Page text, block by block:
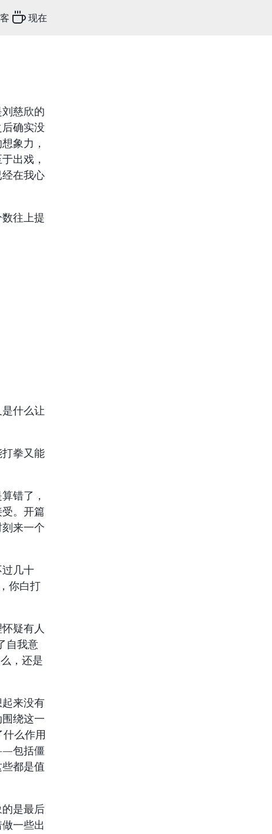
现在
慈欣的
确实没
象力，
出戏，
在我心
往上提
什么让
拳又能
错了，
。开篇
来一个
几十
你白打
疑有人
自我意
，还是
来没有
绕这一
么作用
包括僵
都是值
是最后
一些出